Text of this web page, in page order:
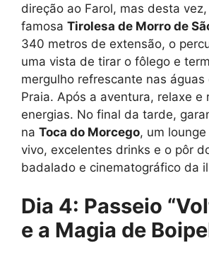
direção ao Farol, mas desta
famosa Tirolesa de Morro de
340 metros de extensão, o
uma vista de tirar o fôlego e
mergulho refrescante nas águas
Praia. Após a aventura, relaxe e
energias. No final da tarde,
na Toca do Morcego, um
vivo, excelentes drinks e o pôr
badalado e cinematográfico da
Dia 4: Passeio
e a Magia de